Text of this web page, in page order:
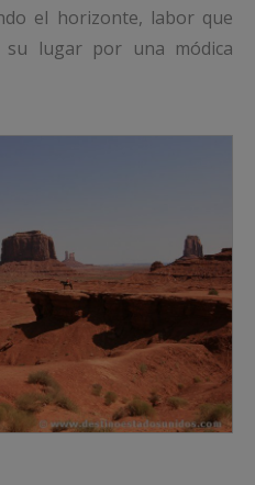
el horizonte, labor que
lugar por una módica